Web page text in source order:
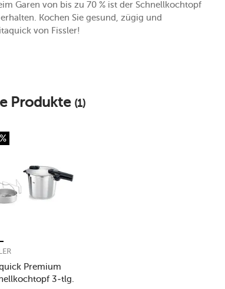
Garen von bis zu 70 % ist der Schnellkochtopf
Kochen Sie gesund, zügig und
von Fissler!
Produkte (1)
Premium
3-tlg.